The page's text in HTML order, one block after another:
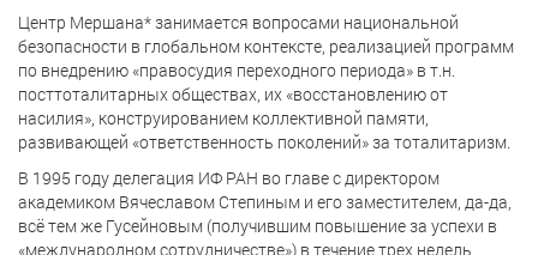
Центр Мершана* занимается вопросами национальной
безопасности в глобальном контексте, реализацией программ
по внедрению «правосудия переходного периода» в т.н.
посттоталитарных обществах, их «восстановлению от
насилия», конструированием коллективной памяти,
развивающей «ответственность поколений» за тоталитаризм.
В 1995 году делегация ИФ РАН во главе с директором
академиком Вячеславом Степиным и его заместителем, да-да,
всё тем же Гусейновым (получившим повышение за успехи в
«международном сотрудничестве») в течение трех недель